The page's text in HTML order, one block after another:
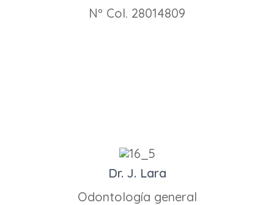
Nº Col. 28014809
Dr. J. Lara
Odontología general